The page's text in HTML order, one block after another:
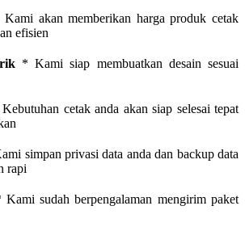
akan memberikan harga produk cetak
efisien
* Kami siap membuatkan desain sesuai
cetak anda akan siap selesai tepat
simpan privasi data anda dan backup data
rapi
Kami sudah berpengalaman mengirim paket